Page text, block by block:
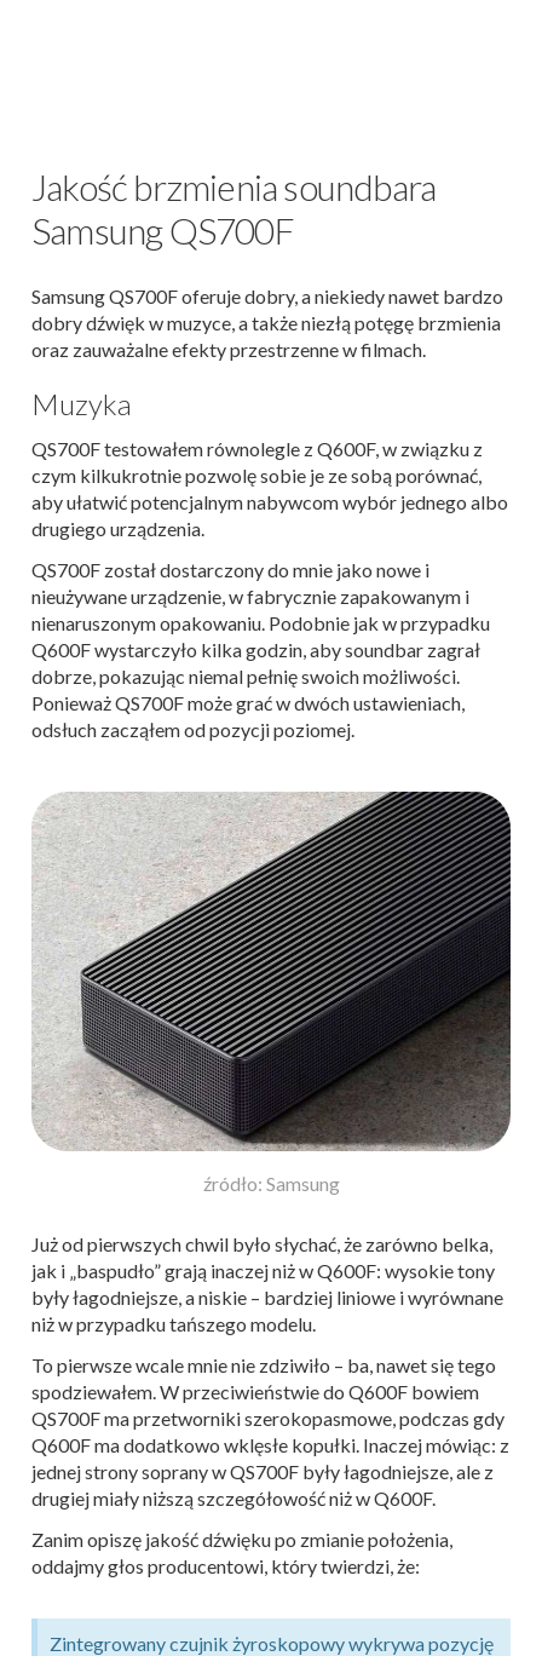
Jakość brzmienia soundbara
Samsung QS700F
Samsung QS700F oferuje dobry, a niekiedy nawet bardzo
dobry dźwięk w muzyce, a także niezłą potęgę brzmienia
oraz zauważalne efekty przestrzenne w filmach.
Muzyka
QS700F testowałem równolegle z Q600F, w związku z
czym kilkukrotnie pozwolę sobie je ze sobą porównać,
aby ułatwić potencjalnym nabywcom wybór jednego albo
drugiego urządzenia.
QS700F został dostarczony do mnie jako nowe i
nieużywane urządzenie, w fabrycznie zapakowanym i
nienaruszonym opakowaniu. Podobnie jak w przypadku
Q600F wystarczyło kilka godzin, aby soundbar zagrał
dobrze, pokazując niemal pełnię swoich możliwości.
Ponieważ QS700F może grać w dwóch ustawieniach,
odsłuch zacząłem od pozycji poziomej.
źródło: Samsung
Już od pierwszych chwil było słychać, że zarówno belka,
jak i „baspudło” grają inaczej niż w Q600F: wysokie tony
były łagodniejsze, a niskie – bardziej liniowe i wyrównane
niż w przypadku tańszego modelu.
To pierwsze wcale mnie nie zdziwiło – ba, nawet się tego
spodziewałem. W przeciwieństwie do Q600F bowiem
QS700F ma przetworniki szerokopasmowe, podczas gdy
Q600F ma dodatkowo wklęsłe kopułki. Inaczej mówiąc: z
jednej strony soprany w QS700F były łagodniejsze, ale z
drugiej miały niższą szczegółowość niż w Q600F.
Zanim opiszę jakość dźwięku po zmianie położenia,
oddajmy głos producentowi, który twierdzi, że:
Zintegrowany czujnik żyroskopowy wykrywa pozycję